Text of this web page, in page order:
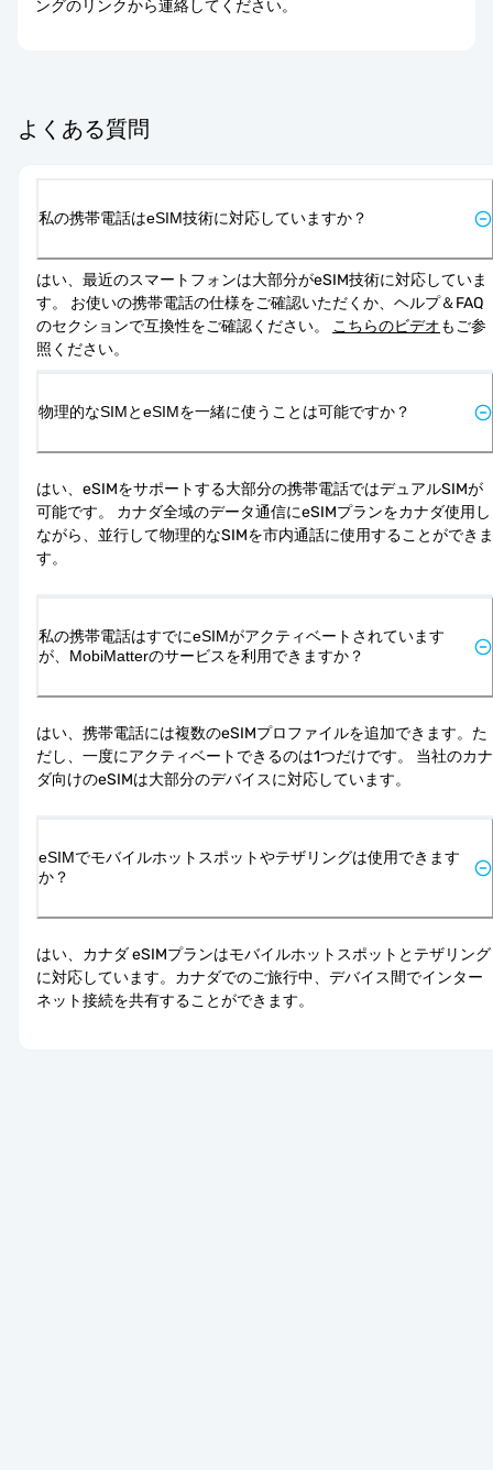
ングのリンクから連絡してください。
よくある質問
私の携帯電話はeSIM技術に対応していますか？
はい、最近のスマートフォンは大部分がeSIM技術に対応していま
す。 お使いの携帯電話の仕様をご確認いただくか、ヘルプ＆FAQ
のセクションで互換性をご確認ください。 こちらのビデオもご参
照ください。
物理的なSIMとeSIMを一緒に使うことは可能ですか？
はい、eSIMをサポートする大部分の携帯電話ではデュアルSIMが
可能です。 カナダ全域のデータ通信にeSIMプランをカナダ使用し
ながら、並行して物理的なSIMを市内通話に使用することができま
す。
私の携帯電話はすでにeSIMがアクティベートされています
が、MobiMatterのサービスを利用できますか？
はい、携帯電話には複数のeSIMプロファイルを追加できます。た
だし、一度にアクティベートできるのは1つだけです。 当社のカナ
ダ向けのeSIMは大部分のデバイスに対応しています。
eSIMでモバイルホットスポットやテザリングは使用できます
か？
はい、カナダ eSIMプランはモバイルホットスポットとテザリング
に対応しています。カナダでのご旅行中、デバイス間でインター
ネット接続を共有することができます。